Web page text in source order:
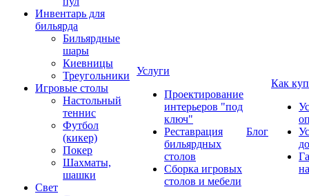
Инвентарь для
бильярда
Бильярдные
шары
Киевницы
Треугольники
Игровые столы
Настольный
теннис
Футбол
(кикер)
Покер
Шахматы,
шашки
Свет
Услуги
Проектирование
интерьеров "под
ключ"
Реставрация
бильярдных
столов
Сборка игровых
столов и мебели
Блог
Как